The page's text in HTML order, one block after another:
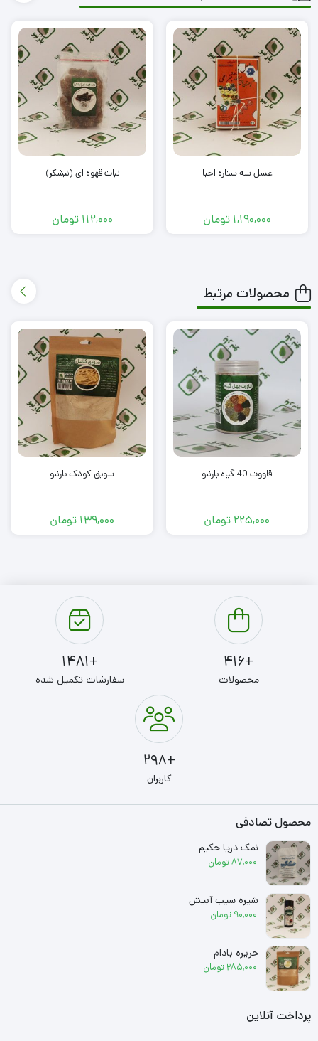
عسل سه ستاره احیا
1,190,000 تومان
نبات قهوه ای (نیشکر)
112,000 تومان
محصولات مرتبط
قاووت 40 گیاه بارنبو
225,000 تومان
سویق کودک بارنبو
139,000 تومان
+416
محصولات
+1481
سفارشات تکمیل شده
+298
کاربران
محصول تصادفی
نمک دریا حکیم
87,000تومان
شیره سیب آبیش
90,000 تومان
حریره بادام
285,000 تومان
پرداخت آنلاین